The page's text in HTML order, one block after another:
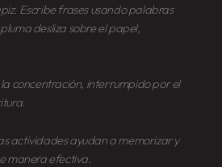
Escribe frases usando palabras
desliza sobre el papel,
la concentración, interrumpido por el
actividades ayudan a memorizar y
manera efectiva.